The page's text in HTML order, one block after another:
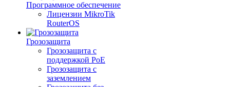
Программное обеспечение
Лицензии MikroTik
RouterOS
Грозозащита
Грозозащита с
поддержкой PoE
Грозозащита с
заземлением